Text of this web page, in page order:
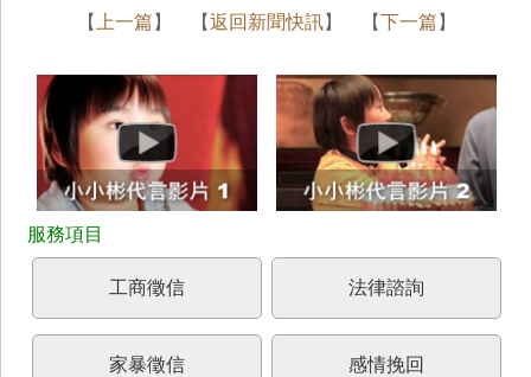
【 上一篇 】 【返回新聞快訊】 【下一篇 】
工商徵信 法律諮詢
家暴徵信 感情挽回